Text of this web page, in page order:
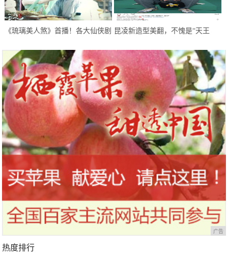
《琉璃美人煞》首播！各大仙侠剧
昆凌新造型美翻，不愧是“天王
广告
热度排行